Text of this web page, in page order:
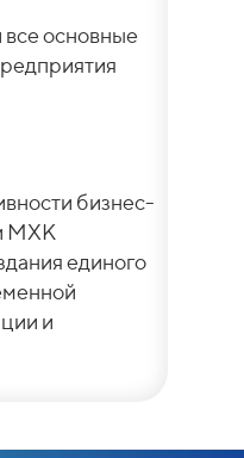
основные
бизнес-
МХК
единого
и